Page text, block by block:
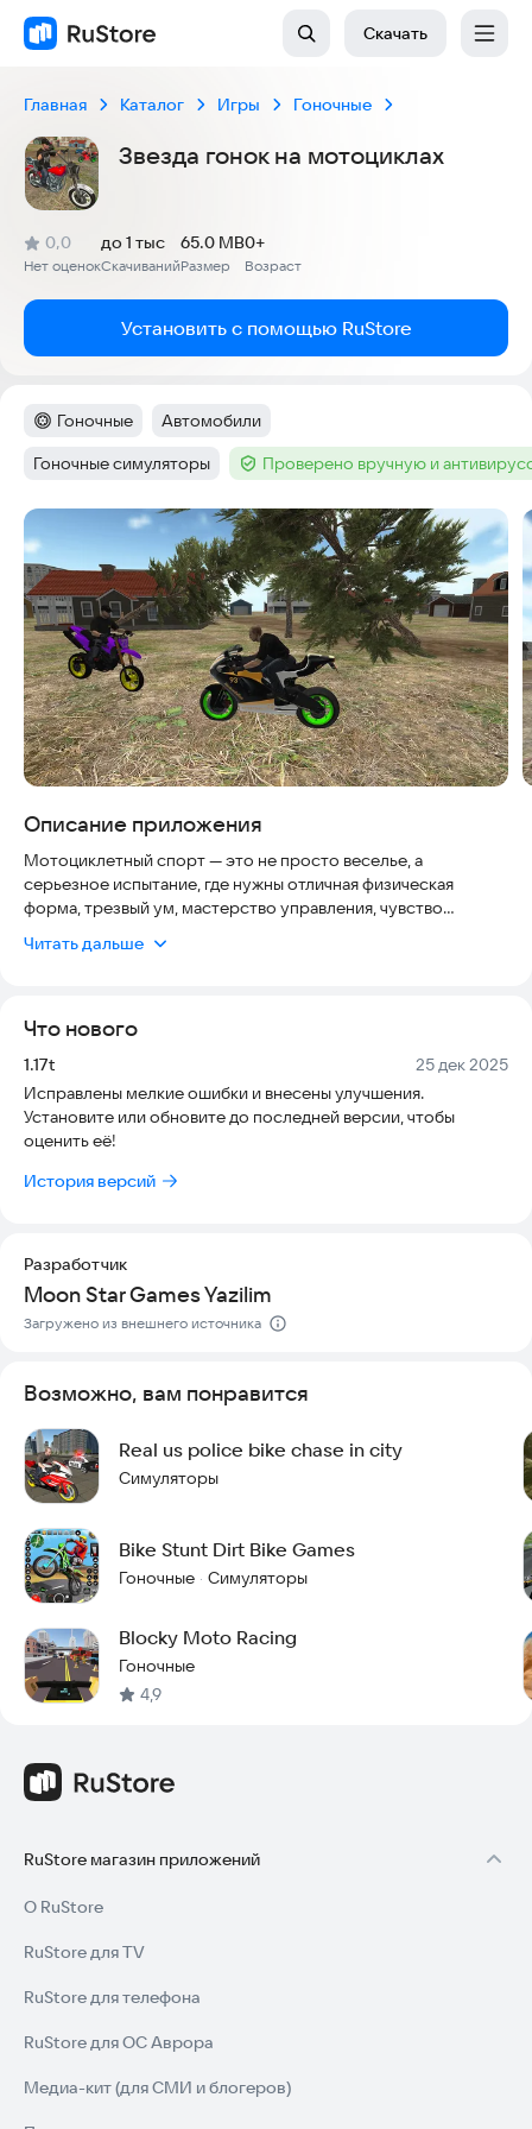
Скачать
Главная Каталог Игры Гоночные
Звезда гонок на мотоциклах
Рейтинг:
0,0
(
Нет оценок
)
Скачиваний
до 1 тыс
Размер
65.0 MB
Возраст
0+
Установить с помощью RuStore
Категория:
Гоночные Тег:
Автомобили
Тег:
Гоночные симуляторы Тег :Проверено вручную и
Скриншоты
Описание приложения
Мотоциклетный спорт — это не просто веселье, а
серьезное испытание, где нужны отличная физическая
форма, трезвый ум, мастерство управления, чувство
лучшей игре про гонки — Motorbike Racing Star.
уклониться от препятствий непросто. Будьте предельно
чтобы вас не поймали. Помните: если разгневанные
полицейские вас поймают, ваш мотоцикл может получить
серьезные повреждения.
Полноценный 3D-симулятор.
Графика выглядит реалистично.
Городская среда воссоздана максимально точно.
вождения! Не откладывайте на потом.
Установите Motorbike Racing Star прямо сейчас и начните
гонку!
Читать дальше
Что нового
Версия:
1.17t Дата:
25 дек 2025
Исправлены мелкие ошибки и внесены улучшения.
Установите или обновите до последней версии, чтобы
оценить её!
История версий
Разработчик
Moon Star Games Yazilim
Загружено из внешнего источника
Возможно, вам понравится
Real us police bike chase in city
Симуляторы
Bike Stunt Dirt Bike Games
Гоночные · Симуляторы
Blocky Moto Racing
Гоночные
4,9
RuStore магазин приложений
О RuStore
RuStore для TV
RuStore для телефона
RuStore для ОС Аврора
Медиа-кит (для СМИ и блогеров)